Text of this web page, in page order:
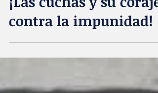
5 feb 2025
¡Las cuchas y su coraje
contra la impunidad!